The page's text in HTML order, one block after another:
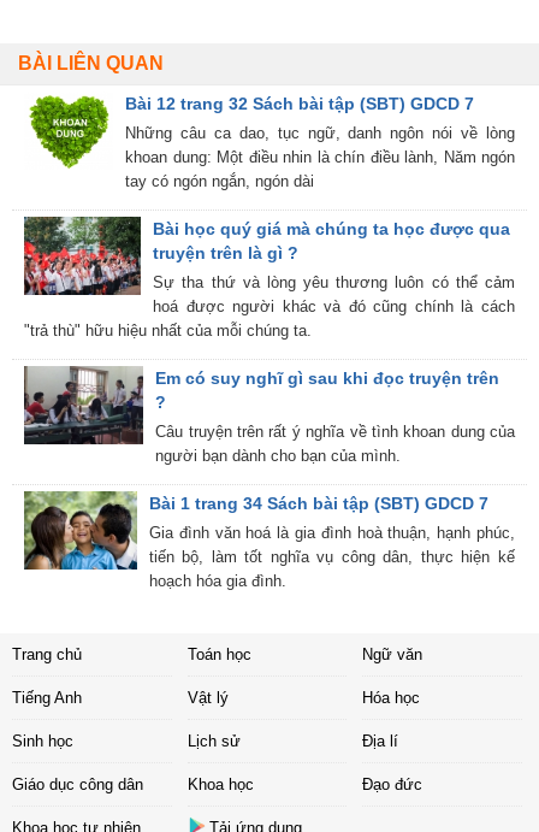
BÀI LIÊN QUAN
Bài 12 trang 32 Sách bài tập (SBT) GDCD 7
Những câu ca dao, tục ngữ, danh ngôn nói về lòng
khoan dung: Một điều nhin là chín điều lành, Năm ngón
tay có ngón ngắn, ngón dài
Bài học quý giá mà chúng ta học được qua
truyện trên là gì ?
Sự tha thứ và lòng yêu thương luôn có thể cảm
hoá được người khác và đó cũng chính là cách
"trả thù" hữu hiệu nhất của mỗi chúng ta.
Em có suy nghĩ gì sau khi đọc truyện trên
?
Câu truyện trên rất ý nghĩa về tình khoan dung của
người bạn dành cho bạn của mình.
Bài 1 trang 34 Sách bài tập (SBT) GDCD 7
Gia đình văn hoá là gia đình hoà thuận, hạnh phúc,
tiến bộ, làm tốt nghĩa vụ công dân, thực hiện kế
hoạch hóa gia đình.
Trang chủ Toán học Ngữ văn
Tiếng Anh Vật lý Hóa học
Sinh học Lịch sử Địa lí
Giáo dục công dân Khoa học Đạo đức
Khoa học tự nhiên Tải ứng dụng